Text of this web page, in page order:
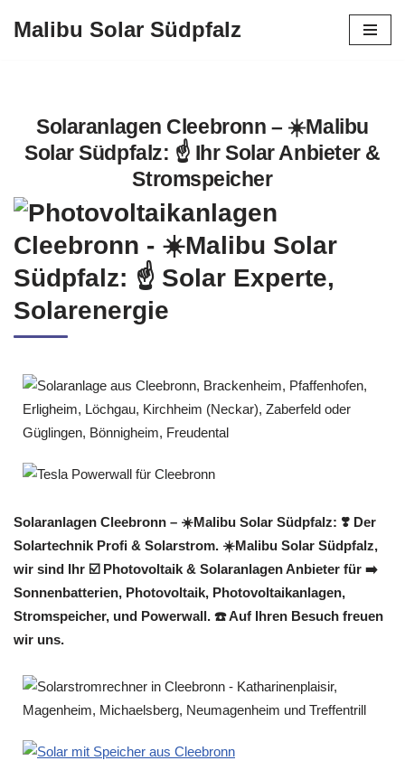
Malibu Solar Südpfalz
Solaranlagen Cleebronn – ☀️Malibu
Solar Südpfalz: ☝️ Ihr Solar Anbieter &
Stromspeicher
Solaranlagen Cleebronn – ☀️Malibu Solar Südpfalz: ❣️ Der
Solartechnik Profi & Solarstrom. ☀️Malibu Solar Südpfalz,
wir sind Ihr ☑️ Photovoltaik & Solaranlagen Anbieter für ➡️
Sonnenbatterien, Photovoltaik, Photovoltaikanlagen,
Stromspeicher, und Powerwall. ☎️ Auf Ihren Besuch freuen
wir uns.